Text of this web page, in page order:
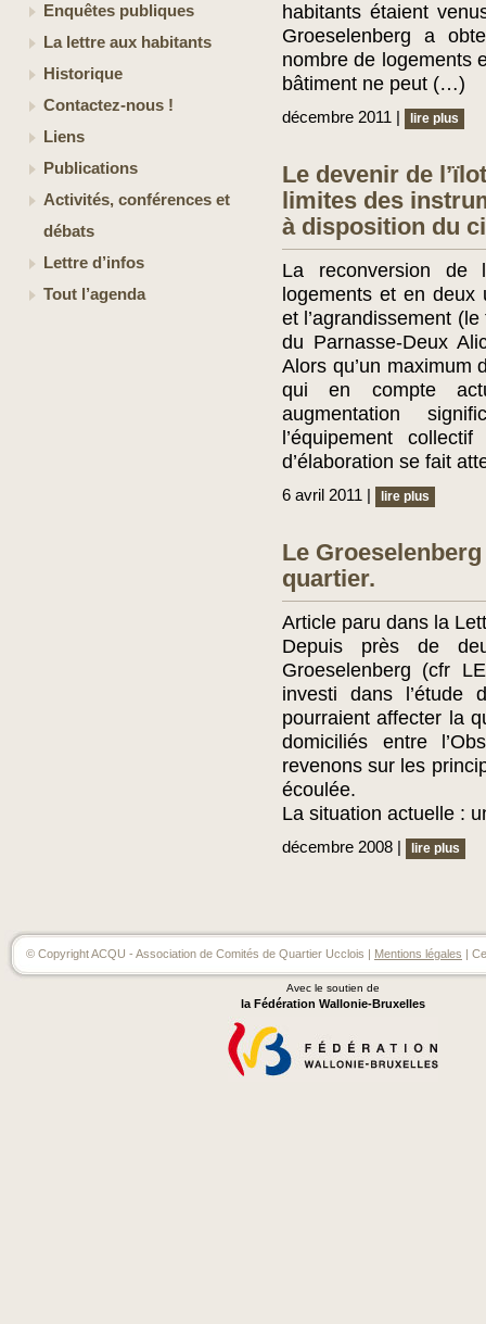
Enquêtes publiques
La lettre aux habitants
Historique
Contactez-nous !
Liens
Publications
Activités, conférences et
débats
Lettre d’infos
Tout l’agenda
habitants étaient
Groeselenberg a
nombre de logements
bâtiment ne peut (…)
décembre 2011 | lire plus
Le devenir de
limites des
à disposition du
La reconversion
logements et en deux
et l’agrandissement
du Parnasse-Deux
Alors qu’un maximum
qui en compte
augmentation
l’équipement
d’élaboration se fait
6 avril 2011 | lire plus
Le
quartier.
Article paru dans la
Depuis près de
Groeselenberg (cfr
investi dans l’étude
pourraient affecter la
domiciliés entre
revenons sur les
écoulée.
La situation actuelle :
décembre 2008 | lire plus
© Copyright ACQU - Association de Comités de Quartier Ucclois | Mentions légales |
Avec le soutien de
la Fédération Wallonie-Bruxelles